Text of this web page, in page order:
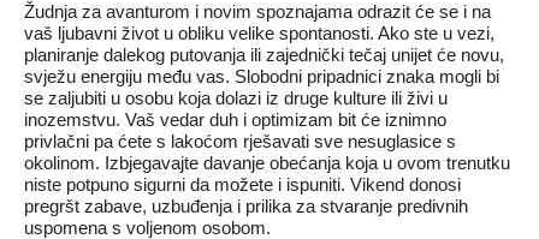
Žudnja za avanturom i novim spoznajama odrazit će se i na
vaš ljubavni život u obliku velike spontanosti. Ako ste u vezi,
planiranje dalekog putovanja ili zajednički tečaj unijet će novu,
svježu energiju među vas. Slobodni pripadnici znaka mogli bi
se zaljubiti u osobu koja dolazi iz druge kulture ili živi u
inozemstvu. Vaš vedar duh i optimizam bit će iznimno
privlačni pa ćete s lakoćom rješavati sve nesuglasice s
okolinom. Izbjegavajte davanje obećanja koja u ovom trenutku
niste potpuno sigurni da možete i ispuniti. Vikend donosi
pregršt zabave, uzbuđenja i prilika za stvaranje predivnih
uspomena s voljenom osobom.